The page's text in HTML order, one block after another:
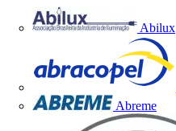
Abilux
Abreme